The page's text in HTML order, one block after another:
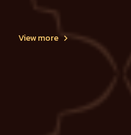
View more